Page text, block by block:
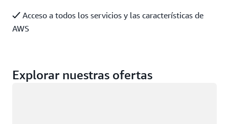
Acceso a todos los servicios y las características de
AWS
Explorar nuestras ofertas